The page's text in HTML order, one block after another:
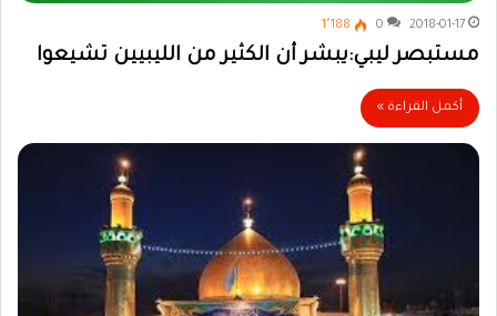
2018-01-17
0 1٬188
مستبصر ليبي:يبشر أن الكثير من الليبيين تشيعوا
أكمل القراءة »